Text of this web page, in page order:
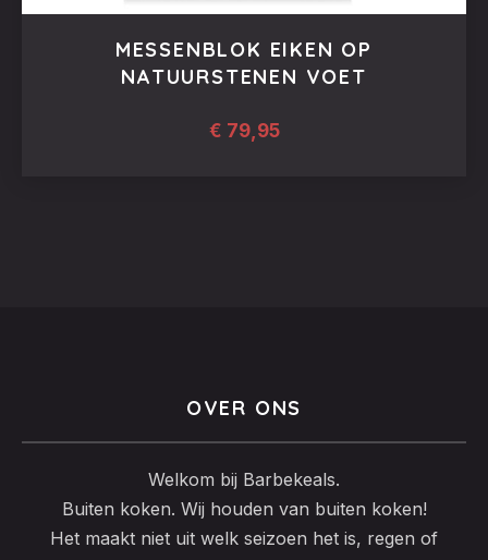
MESSENBLOK EIKEN OP
NATUURSTENEN VOET
€ 79,95
OVER ONS
Welkom bij Barbekeals.
Buiten koken. Wij houden van buiten koken!
Het maakt niet uit welk seizoen het is, regen of